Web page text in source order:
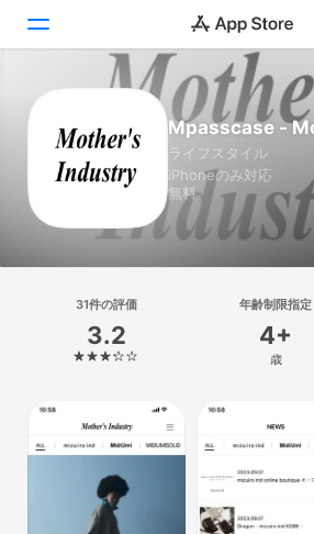
ゲーム
検索
プラットフォーム
iPhone
Mpasscase -
ライフスタイル
iPhoneのみ対応
無料
31件の評価
3.2
年齢制限指定
4+
歳